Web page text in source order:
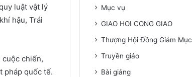
luật vật lý
hậu, Trái
cuộc chiến,
pháp quốc tế.
Mục vụ
GIAO HOI CONG GIAO
Thượng Hội Đồng Giám Mục
Truyền giáo
Bài giảng